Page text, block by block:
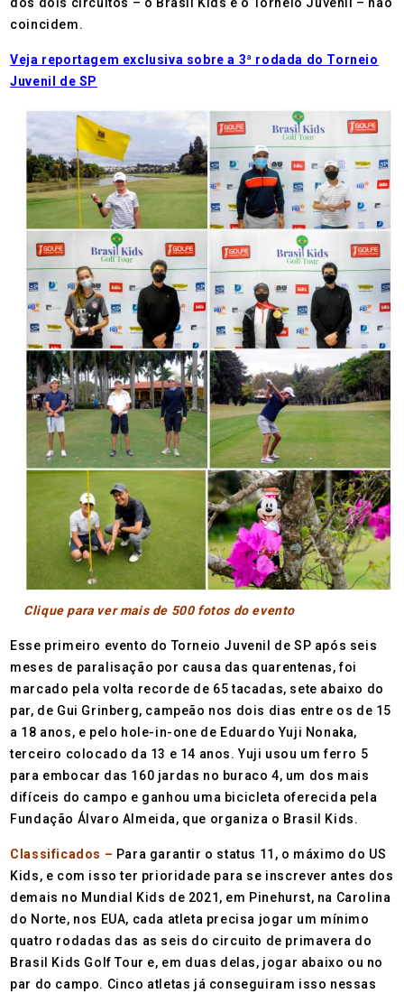
coincidem.
Veja reportagem exclusiva sobre a 3ª rodada do Torneio
Juvenil de SP
Clique para ver mais de 500 fotos do evento
Esse primeiro evento do Torneio Juvenil de SP após seis
meses de paralisação por causa das quarentenas, foi
marcado pela volta recorde de 65 tacadas, sete abaixo do
par, de Gui Grinberg, campeão nos dois dias entre os de 15
a 18 anos, e pelo hole-in-one de Eduardo Yuji Nonaka,
terceiro colocado da 13 e 14 anos. Yuji usou um ferro 5
para embocar das 160 jardas no buraco 4, um dos mais
difíceis do campo e ganhou uma bicicleta oferecida pela
Fundação Álvaro Almeida, que organiza o Brasil Kids.
Classificados – Para garantir o status 11, o máximo do US
Kids, e com isso ter prioridade para se inscrever antes dos
demais no Mundial Kids de 2021, em Pinehurst, na Carolina
do Norte, nos EUA, cada atleta precisa jogar um mínimo
quatro rodadas das as seis do circuito de primavera do
Brasil Kids Golf Tour e, em duas delas, jogar abaixo ou no
par do campo. Cinco atletas já conseguiram isso nessas